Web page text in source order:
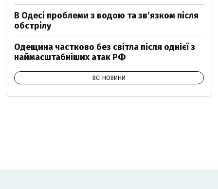
В Одесі проблеми з водою та звʼязком після
обстрілу
Одещина частково без світла після однієї з
наймасштабніших атак РФ
ВСІ НОВИНИ